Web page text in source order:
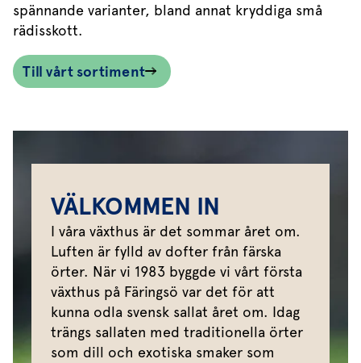
spännande varianter, bland annat kryddiga små
rädisskott.
Till vårt sortiment
VÄLKOMMEN IN
I våra växthus är det sommar året om.
Luften är fylld av dofter från färska
örter. När vi 1983 byggde vi vårt första
växthus på Färingsö var det för att
kunna odla svensk sallat året om. Idag
trängs sallaten med traditionella örter
som dill och exotiska smaker som